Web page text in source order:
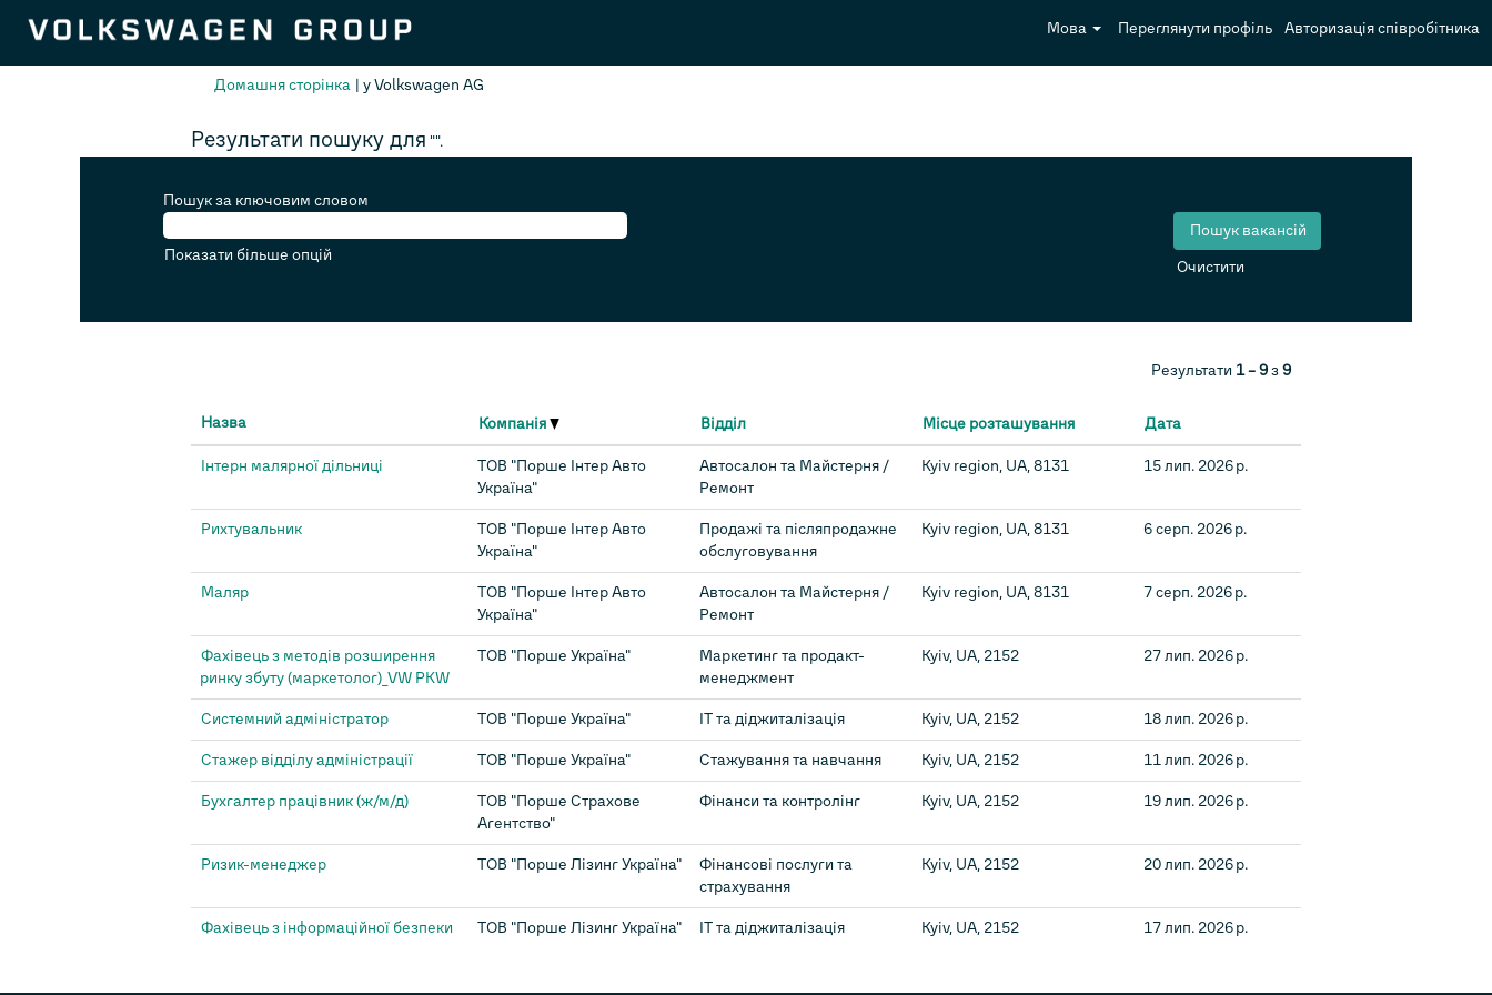
Мова Переглянути профіль Авторизація співробітника
Домашня сторінка | у Volkswagen AG
Результати пошуку для "".
Пошук за ключовим словом
Показати більше опцій
Очистити
Результати 1 – 9з9
Назва Компанія Відділ Місце розташування Дата
Інтерн малярної дільниці
ТОВ "Порше Інтер Авто
Україна"
Автосалон та Майстерня /
Ремонт
Kyiv region, UA, 8131 15 лип. 2026 р.
Рихтувальник
ТОВ "Порше Інтер Авто
Україна"
Продажі та післяпродажне
обслуговування
Kyiv region, UA, 8131 6 серп. 2026 р.
Маляр
ТОВ "Порше Інтер Авто
Україна"
Автосалон та Майстерня /
Ремонт
Kyiv region, UA, 8131 7 серп. 2026 р.
Фахівець з методів розширення
ринку збуту (маркетолог)_VW PKW
ТОВ "Порше Україна"
Маркетинг та продакт-
менеджмент
Kyiv, UA, 2152 27 лип. 2026 р.
Системний адміністратор ТОВ "Порше Україна" ІТ та діджиталізація Kyiv, UA, 2152 18 лип. 2026 р.
Стажер відділу адміністрації ТОВ "Порше Україна" Стажування та навчання Kyiv, UA, 2152 11 лип. 2026 р.
Бухгалтер працівник (ж/м/д)
ТОВ "Порше Страхове
Агентство"
Фінанси та контролінг Kyiv, UA, 2152 19 лип. 2026 р.
Ризик-менеджер ТОВ "Порше Лізинг Україна"
Фінансові послуги та
страхування
Kyiv, UA, 2152 20 лип. 2026 р.
Фахівець з інформаційної безпеки ТОВ "Порше Лізинг Україна" ІТ та діджиталізація Kyiv, UA, 2152 17 лип. 2026 р.